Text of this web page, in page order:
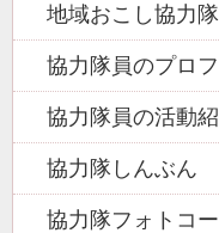
地域おこし協力
協力隊員のプロ
協力隊員の活動
協力隊しんぶん
協力隊フォトコ